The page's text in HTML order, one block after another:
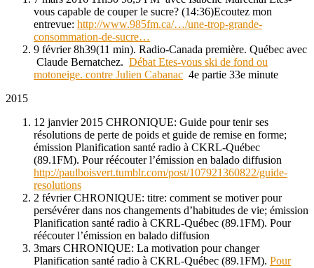
vous capable de couper le sucre? (14:36)Ecoutez mon
entrevue: http://www.985fm.ca/…/une-trop-grande-
consommation-de-sucre…
9 février 8h39(11 min). Radio-Canada première. Québec avec
Claude Bernatchez. Débat Etes-vous ski de fond ou
motoneige. contre Julien Cabanac 4e partie 33e minute
2015
12 janvier 2015 CHRONIQUE: Guide pour tenir ses
résolutions de perte de poids et guide de remise en forme;
émission Planification santé radio à CKRL-Québec
(89.1FM). Pour réécouter l’émission en balado diffusion
http://paulboisvert.tumblr.com/post/107921360822/guide-
resolutions
2 février CHRONIQUE: titre: comment se motiver pour
persévérer dans nos changements d’habitudes de vie; émission
Planification santé radio à CKRL-Québec (89.1FM). Pour
réécouter l’émission en balado diffusion
3mars CHRONIQUE: La motivation pour changer
Planification santé radio à CKRL-Québec (89.1FM). Pour